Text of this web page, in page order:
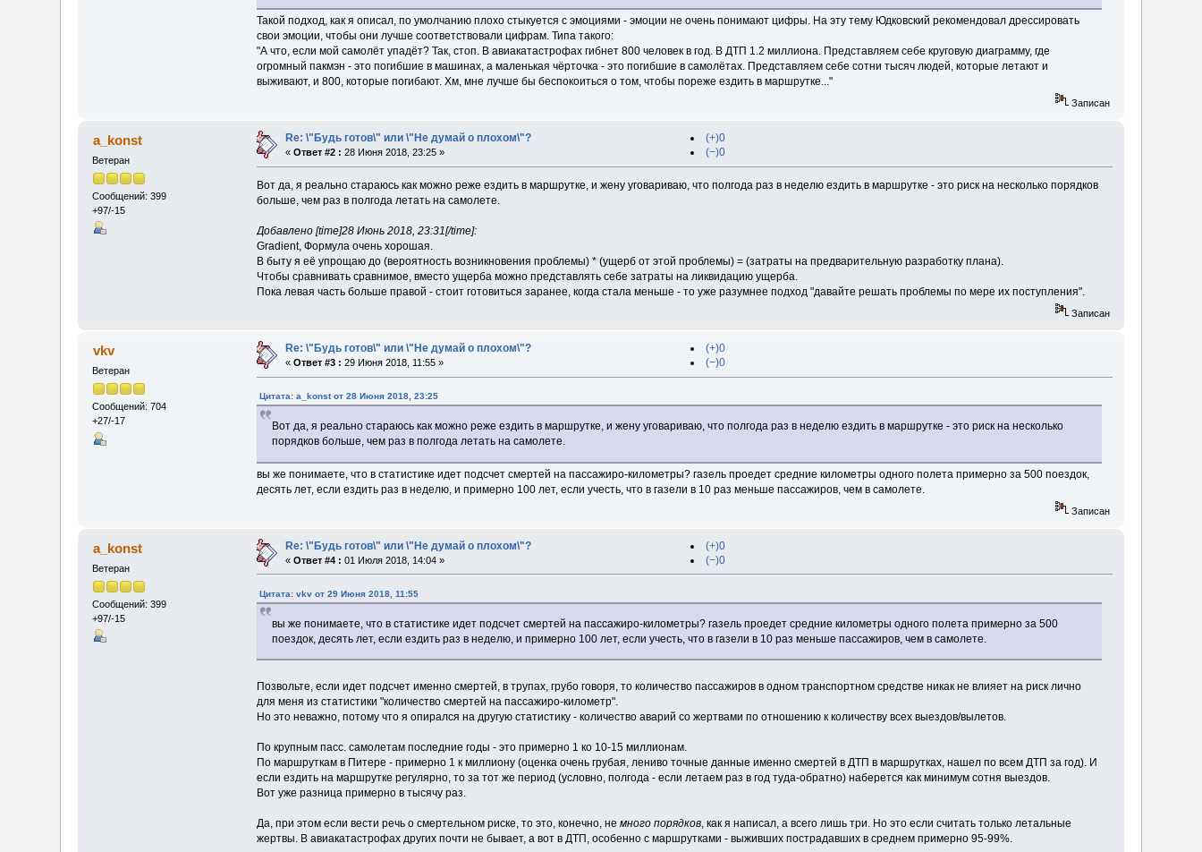
Такой подход, как я описал, по умолчанию плохо стыкуется с эмоциями - эмоции не очень понимают цифры. На эту тему Юдковский рекомендовал дрессировать
свои эмоции, чтобы они лучше соответствовали цифрам. Типа такого:
"А что, если мой самолёт упадёт? Так, стоп. В авиакатастрофах гибнет 800 человек в год. В ДТП 1.2 миллиона. Представляем себе круговую диаграмму, где
огромный пакмэн - это погибшие в машинах, а маленькая чёрточка - это погибшие в самолётах. Представляем себе сотни тысяч людей, которые летают и
выживают, и 800, которые погибают. Хм, мне лучше бы беспокоиться о том, чтобы пореже ездить в маршрутке..."
Записан
a_konst
Ветеран
Сообщений: 399
+97/-15
Re: \"Будь готов\" или \"Не думай о плохом\"?
«Ответ #2 : 28 Июня 2018, 23:25 »
(+)0
(−)0
Вот да, я реально стараюсь как можно реже ездить в маршрутке, и жену уговариваю, что полгода раз в неделю ездить в маршрутке - это риск на несколько порядков
больше, чем раз в полгода летать на самолете.
Добавлено [time]28 Июнь 2018, 23:31[/time]:
Gradient, Формула очень хорошая.
В быту я её упрощаю до (вероятность возникновения проблемы) * (ущерб от этой проблемы) = (затраты на предварительную разработку плана).
Чтобы сравнивать сравнимое, вместо ущерба можно представлять себе затраты на ликвидацию ущерба.
Пока левая часть больше правой - стоит готовиться заранее, когда стала меньше - то уже разумнее подход "давайте решать проблемы по мере их поступления".
Записан
vkv
Ветеран
Сообщений: 704
+27/-17
Re: \"Будь готов\" или \"Не думай о плохом\"?
«Ответ #3 : 29 Июня 2018, 11:55 »
(+)0
(−)0
Цитата: a_konst от 28 Июня 2018, 23:25
Вот да, я реально стараюсь как можно реже ездить в маршрутке, и жену уговариваю, что полгода раз в неделю ездить в маршрутке - это риск на несколько
порядков больше, чем раз в полгода летать на самолете.
вы же понимаете, что в статистике идет подсчет смертей на пассажиро-километры? газель проедет средние километры одного полета примерно за 500 поездок,
десять лет, если ездить раз в неделю, и примерно 100 лет, если учесть, что в газели в 10 раз меньше пассажиров, чем в самолете.
Записан
a_konst
Ветеран
Сообщений: 399
+97/-15
Re: \"Будь готов\" или \"Не думай о плохом\"?
«Ответ #4 : 01 Июля 2018, 14:04 »
(+)0
(−)0
Цитата: vkv от 29 Июня 2018, 11:55
вы же понимаете, что в статистике идет подсчет смертей на пассажиро-километры? газель проедет средние километры одного полета примерно за 500
поездок, десять лет, если ездить раз в неделю, и примерно 100 лет, если учесть, что в газели в 10 раз меньше пассажиров, чем в самолете.
Позвольте, если идет подсчет именно смертей, в трупах, грубо говоря, то количество пассажиров в одном транспортном средстве никак не влияет на риск лично
для меня из статистики "количество смертей на пассажиро-километр".
Но это неважно, потому что я опирался на другую статистику - количество аварий со жертвами по отношению к количеству всех выездов/вылетов.
По крупным пасс. самолетам последние годы - это примерно 1 ко 10-15 миллионам.
По маршруткам в Питере - примерно 1 к миллиону (оценка очень грубая, лениво точные данные именно смертей в ДТП в маршрутках, нашел по всем ДТП за год). И
если ездить на маршрутке регулярно, то за тот же период (условно, полгода - если летаем раз в год туда-обратно) наберется как минимум сотня выездов.
Вот уже разница примерно в тысячу раз.
Да, при этом если вести речь о смертельном риске, то это, конечно, не много порядков, как я написал, а всего лишь три. Но это если считать только летальные
жертвы. В авиакатастрофах других почти не бывает, а вот в ДТП, особенно с маршрутками - выживших пострадавших в среднем примерно 95-99%.